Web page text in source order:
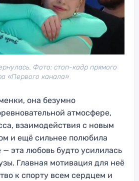
Фото: стоп-кадр прямого
«Первого канала»
она безумно
атмосфере,
взаимодействия с новым
и ещё сильнее полюбила
эта любовь будто усилилась
Главная мотивация для неё
к спорту всем сердцем и